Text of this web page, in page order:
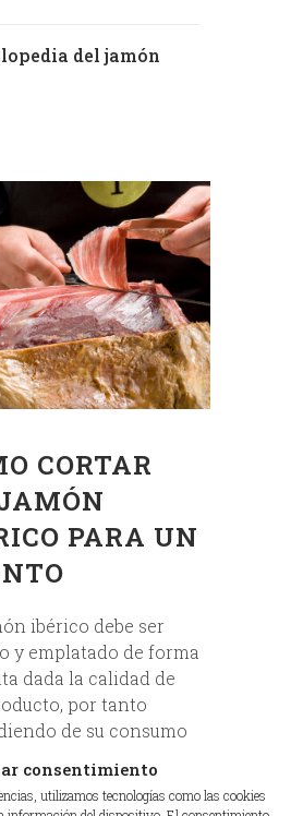
consentimiento
utilizamos tecnologías como las cookies
del jamón
CORTAR
PARA UN
ibérico debe ser
y emplatado de forma
dada la calidad de
por tanto
de su consumo
por donde
un jamón. La